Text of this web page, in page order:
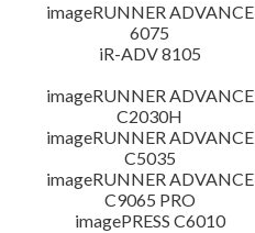
imageRUNNER ADVANCE
6075
iR-ADV 8105
imageRUNNER ADVANCE
C2030H
imageRUNNER ADVANCE
C5035
imageRUNNER ADVANCE
C9065 PRO
imagePRESS C6010